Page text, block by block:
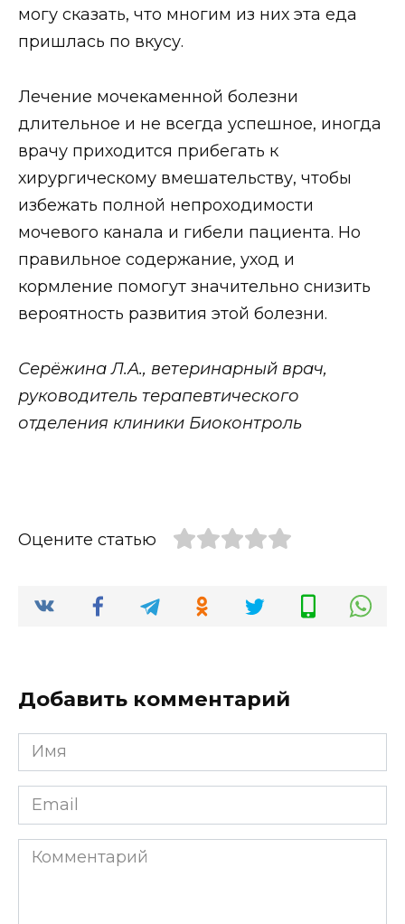
могу сказать, что многим из них эта еда
пришлась по вкусу.
Лечение мочекаменной болезни
длительное и не всегда успешное, иногда
врачу приходится прибегать к
хирургическому вмешательству, чтобы
избежать полной непроходимости
мочевого канала и гибели пациента. Но
правильное содержание, уход и
кормление помогут значительно снизить
вероятность развития этой болезни.
Серёжина Л.А., ветеринарный врач,
руководитель терапевтического
отделения клиники Биоконтроль
Оцените статью
Добавить комментарий
Имя
*
Email
*
Комментарий